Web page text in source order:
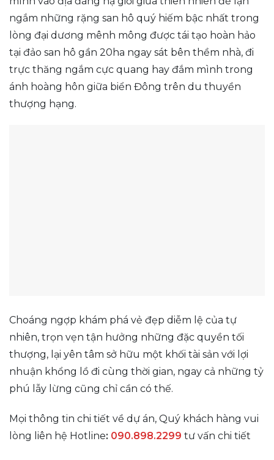
ngắm những rặng san hô quý hiếm bậc nhất trong
lòng đại dương mênh mông được tái tạo hoàn hảo
tại đảo san hô gần 20ha ngay sát bên thềm nhà, đi
trực thăng ngắm cực quang hay đắm mình trong
ánh hoàng hôn giữa biển Đông trên du thuyền
thượng hạng.
Choáng ngợp khám phá vẻ đẹp diễm lệ của tự
nhiên, trọn vẹn tận hưởng những đặc quyền tối
thượng, lại yên tâm sở hữu một khối tài sản với lợi
nhuận khổng lồ đi cùng thời gian, ngay cả những tỷ
phú lẫy lừng cũng chỉ cần có thế.
Mọi thông tin chi tiết về dự án, Quý khách hàng vui
lòng liên hệ Hotline: 090.898.2299 tư vấn chi tiết